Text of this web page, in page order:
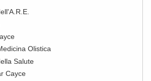
Olistica
Salute
Cayce